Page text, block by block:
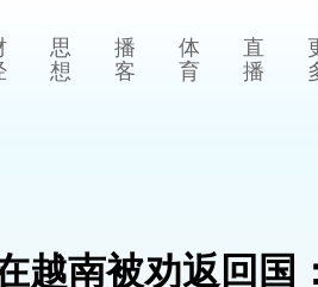
思
想
播
客
体
育
直
播
越南被劝返回国